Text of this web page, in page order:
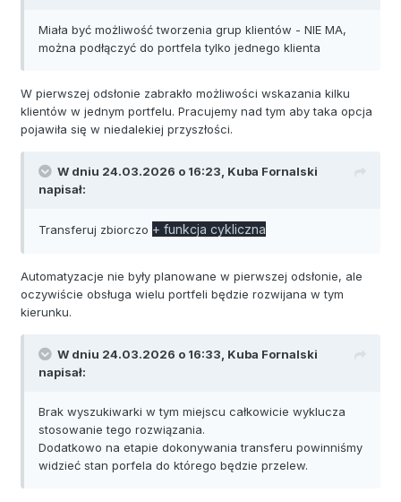
Miała być możliwość tworzenia grup klientów - NIE MA,
można podłączyć do portfela tylko jednego klienta
W pierwszej odsłonie zabrakło możliwości wskazania kilku
klientów w jednym portfelu. Pracujemy nad tym aby taka opcja
pojawiła się w niedalekiej przyszłości.
W dniu 24.03.2026 o 16:23, Kuba Fornalski
napisał:
Transferuj zbiorczo + funkcja cykliczna
Automatyzacje nie były planowane w pierwszej odsłonie, ale
oczywiście obsługa wielu portfeli będzie rozwijana w tym
kierunku.
W dniu 24.03.2026 o 16:33, Kuba Fornalski
napisał:
Brak wyszukiwarki w tym miejscu całkowicie wyklucza
stosowanie tego rozwiązania.
Dodatkowo na etapie dokonywania transferu powinniśmy
widzieć stan porfela do którego będzie przelew.